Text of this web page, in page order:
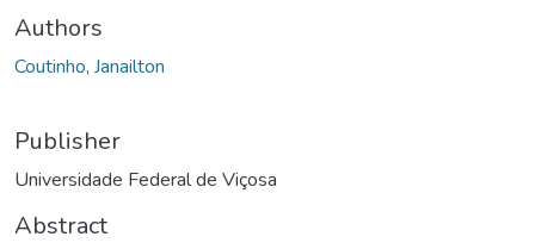
Authors
Coutinho, Janailton
Publisher
Universidade Federal de Viçosa
Abstract